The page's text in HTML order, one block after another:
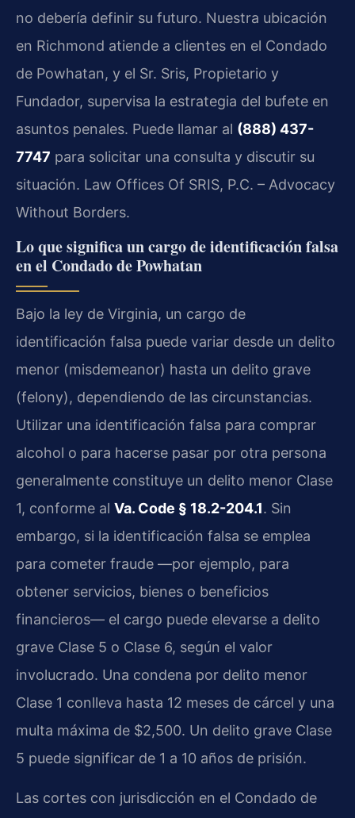
no debería definir su futuro. Nuestra ubicación
en Richmond atiende a clientes en el Condado
de Powhatan, y el Sr. Sris, Propietario y
Fundador, supervisa la estrategia del bufete en
asuntos penales. Puede llamar al (888) 437-
7747 para solicitar una consulta y discutir su
situación. Law Offices Of SRIS, P.C. – Advocacy
Without Borders.
Lo que significa un cargo de identificación falsa
en el Condado de Powhatan
Bajo la ley de Virginia, un cargo de
identificación falsa puede variar desde un delito
menor (misdemeanor) hasta un delito grave
(felony), dependiendo de las circunstancias.
Utilizar una identificación falsa para comprar
alcohol o para hacerse pasar por otra persona
generalmente constituye un delito menor Clase
1, conforme al Va. Code § 18.2-204.1. Sin
embargo, si la identificación falsa se emplea
para cometer fraude —por ejemplo, para
obtener servicios, bienes o beneficios
financieros— el cargo puede elevarse a delito
grave Clase 5 o Clase 6, según el valor
involucrado. Una condena por delito menor
Clase 1 conlleva hasta 12 meses de cárcel y una
multa máxima de $2,500. Un delito grave Clase
5 puede significar de 1 a 10 años de prisión.
Las cortes con jurisdicción en el Condado de